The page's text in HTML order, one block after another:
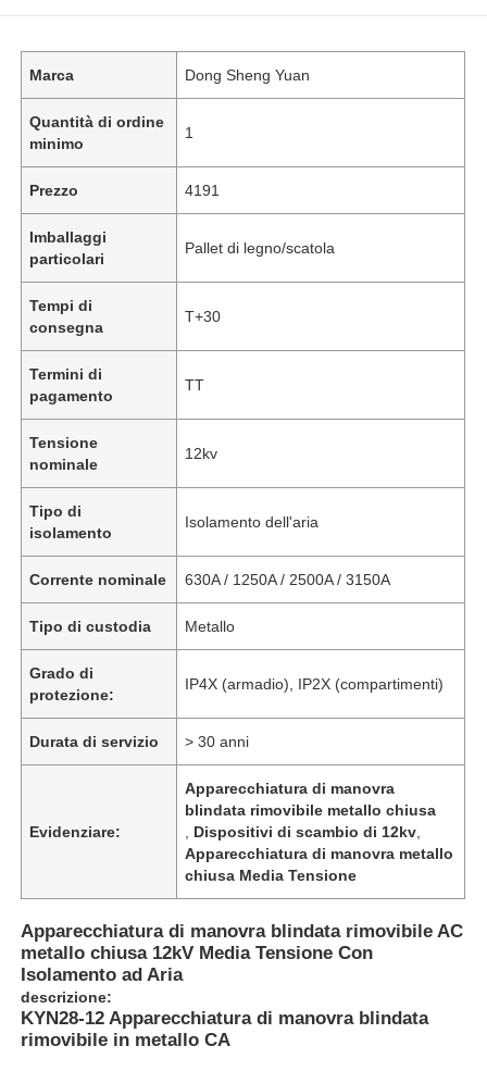
Marca Dong Sheng Yuan
Quantità di ordine
minimo
1
Prezzo 4191
Imballaggi
particolari
Pallet di legno/scatola
Tempi di
consegna
T+30
Termini di
pagamento
TT
Tensione
nominale
12kv
Tipo di
isolamento
Isolamento dell'aria
Corrente nominale 630A / 1250A / 2500A / 3150A
Tipo di custodia Metallo
Grado di
protezione:
IP4X (armadio), IP2X (compartimenti)
Durata di servizio > 30 anni
Evidenziare:
Apparecchiatura di manovra
blindata rimovibile metallo chiusa
Dispositivi di scambio di 12kv
Apparecchiatura di manovra metallo
chiusa Media Tensione
Apparecchiatura di manovra blindata rimovibile AC
metallo chiusa 12kV Media Tensione Con
Isolamento ad Aria
descrizione:
KYN28-12 Apparecchiatura di manovra blindata
rimovibile in metallo CA